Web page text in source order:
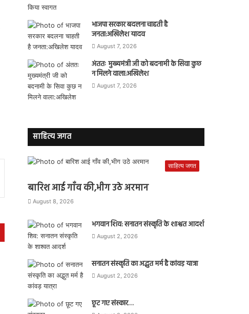
भाजपा सरकार बदलना चाहती है
जनता:अखिलेश यादव
August 7, 2026
अंततः मुख्यमंत्री जी को बदनामी के सिवा कुछ
न मिलने वाला:अखिलेश
August 7, 2026
साहित्य जगत
साहित्य जगत
बारिश आई गाँव की,भीग उठे अरमान
August 8, 2026
भगवान शिव: सनातन संस्कृति के शाश्वत आदर्श
August 2, 2026
सनातन संस्कृति का अद्भुत मर्म है कांवड़ यात्रा
August 2, 2026
छूट गए संस्कार…